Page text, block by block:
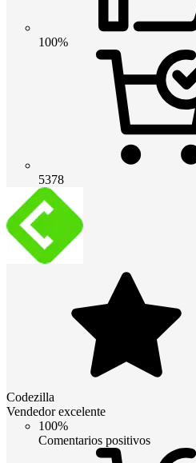
100%
5378
Codezilla
Vendedor excelente
100%
Comentarios positivos